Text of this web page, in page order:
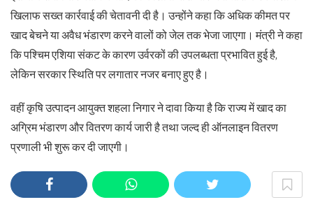
खिलाफ सख्त कार्रवाई की चेतावनी दी है। उन्होंने कहा कि अधिक कीमत पर
खाद बेचने या अवैध भंडारण करने वालों को जेल तक भेजा जाएगा। मंत्री ने कहा
कि पश्चिम एशिया संकट के कारण उर्वरकों की उपलब्धता प्रभावित हुई है,
लेकिन सरकार स्थिति पर लगातार नजर बनाए हुए है।
वहीं कृषि उत्पादन आयुक्त शहला निगार ने दावा किया है कि राज्य में खाद का
अग्रिम भंडारण और वितरण कार्य जारी है तथा जल्द ही ऑनलाइन वितरण
प्रणाली भी शुरू कर दी जाएगी।